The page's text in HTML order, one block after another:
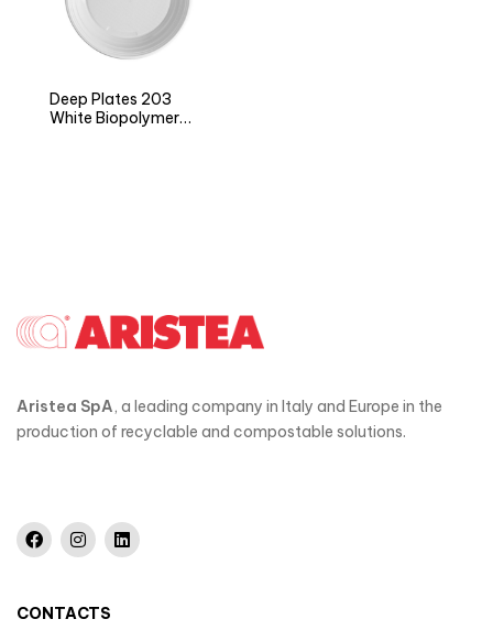
Deep Plates 203
White Biopolymer
Aristea SpA, a leading company in Italy and Europe in the
production of recyclable and compostable solutions.
CONTACTS